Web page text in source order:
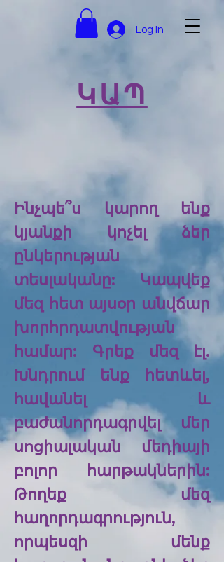
Log In
ԿԱՊ
Ինչպե՞ս կարող ենք
կյանքի կոչել ձեր
ընկերության
տեսլականը: Կապվեք
մեզ հետ այսօր անվճար
խորհրդատվության
համար: Գրեք մեզ էլ.
Խնդրում ենք հետևել,
հավանել և
բաժանորդագրվել մեր
սոցիալական մեդիայի
բոլոր հարթակներին:
Թողեք մեզ
հաղորդագրություն,
որպեսզի մենք